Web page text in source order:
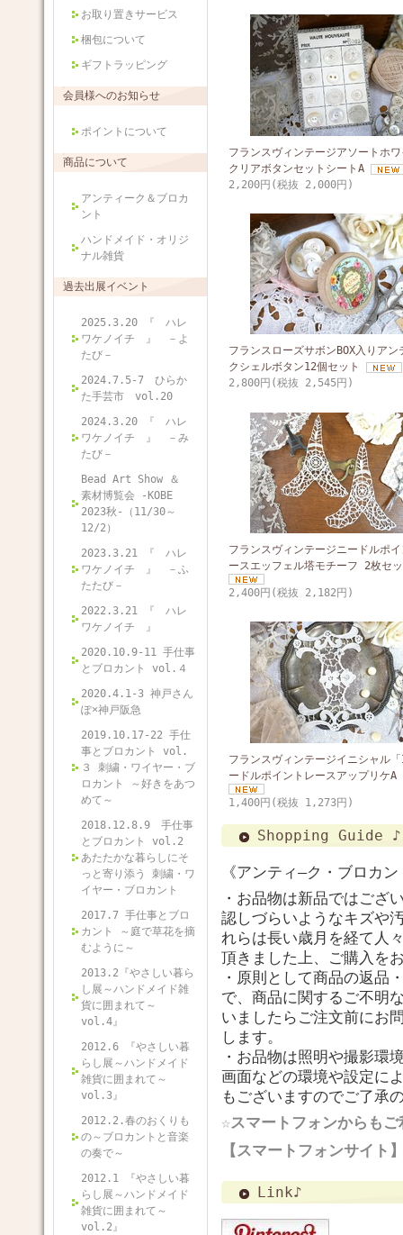
お取り置きサービス
梱包について
ギフトラッピング
会員様へのお知らせ
ポイントについて
商品について
アンティーク＆ブロカ
ント
ハンドメイド・オリジ
ナル雑貨
過去出展イベント
2025.3.20 『 ハレ
ワケノイチ 』 －よ
たび－
2024.7.5-7 ひらか
た手芸市 vol.20
2024.3.20 『 ハレ
ワケノイチ 』 －み
たび－
Bead Art Show ＆
素材博覧会 -KOBE
2023秋-（11/30～
12/2）
2023.3.21 『 ハレ
ワケノイチ 』 －ふ
たたび－
2022.3.21 『 ハレ
ワケノイチ 』
2020.10.9-11 手仕事
とブロカント vol.４
2020.4.1-3 神戸さん
ぽ×神戸阪急
2019.10.17-22 手仕
事とブロカント vol.
３ 刺繍・ワイヤー・ブ
ロカント ～好きをあつ
めて～
2018.12.8.9 手仕事
とブロカント vol.2
あたたかな暮らしにそ
っと寄り添う 刺繍・ワ
イヤー・ブロカント
2017.7 手仕事とブロ
カント ～庭で草花を摘
むように～
2013.2『やさしい暮ら
し展～ハンドメイド雑
貨に囲まれて～
vol.4』
2012.6 『やさしい暮
らし展～ハンドメイド
雑貨に囲まれて～
vol.3』
2012.2.春のおくりも
の～ブロカントと音楽
の奏で～
2012.1 『やさしい暮
らし展～ハンドメイド
雑貨に囲まれて～
vol.2』
フランスヴィンテージアソートホ
クリアボタンセットシートA
2,200円(税抜 2,000円)
フランスローズサボンBOX入りアン
クシェルボタン12個セット
2,800円(税抜 2,545円)
フランスヴィンテージニードルポ
ースエッフェル塔モチーフ 2枚セ
2,400円(税抜 2,182円)
フランスヴィンテージイニシャル
ードルポイントレースアップリケA
1,400円(税抜 1,273円)
Shopping Guide ♪
《アンティ―ク・ブロカ
・お品物は新品ではござ
認しづらいようなキズや
れらは長い歳月を経て人
頂きました上、ご購入を
・原則として商品の返品
で、商品に関するご不明
いましたらご注文前にお
します。
・お品物は照明や撮影環
画面などの環境や設定に
もございますのでご了承
☆スマートフォンからも
【スマートフォンサイ
Link♪